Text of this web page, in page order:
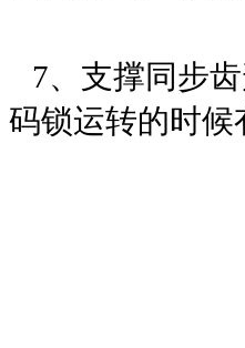
7、支撑同步
码锁运转的时